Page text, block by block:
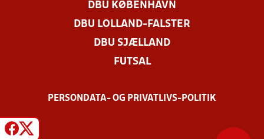
DBU KØBENHAVN
DBU LOLLAND-FALSTER
DBU SJÆLLAND
FUTSAL
PERSONDATA- OG PRIVATLIVS-POLITIK